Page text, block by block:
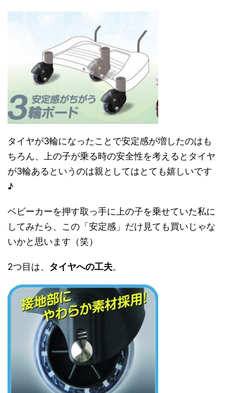
タイヤが3輪になったことで安定感が増したのはも
ちろん、上の子が乗る時の安全性を考えるとタイヤ
が3輪あるというのは親としてはとても嬉しいです
♪
ベビーカーを押す取っ手に上の子を乗せていた私に
してみたら、この「安定感」だけ見ても買いじゃな
いかと思います（笑）
2つ目は、 タイヤへの工夫。